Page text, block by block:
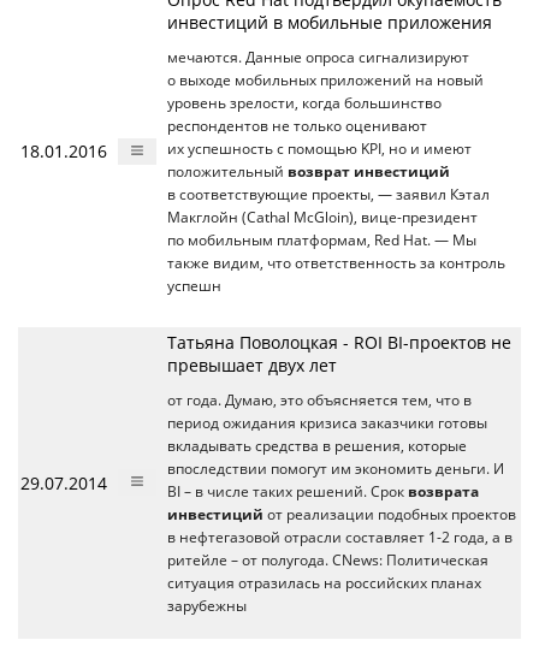
18.01.2016
инвестиций в мобильные приложения
мечаются. Данные опроса сигнализируют
о выходе мобильных приложений на новый
уровень зрелости, когда большинство
респондентов не только оценивают
их успешность с помощью KPI, но и имеют
положительный возврат инвестиций
в соответствующие проекты, — заявил Кэтал
Макглойн (Cathal McGloin), вице-президент
по мобильным платформам, Red Hat. — Мы
также видим, что ответственность за контроль
успешн
29.07.2014
Татьяна Поволоцкая - ROI BI-проектов не
превышает двух лет
от года. Думаю, это объясняется тем, что в
период ожидания кризиса заказчики готовы
вкладывать средства в решения, которые
впоследствии помогут им экономить деньги. И
BI – в числе таких решений. Срок возврата
инвестиций от реализации подобных проектов
в нефтегазовой отрасли составляет 1-2 года, а в
ритейле – от полугода. CNews: Политическая
ситуация отразилась на российских планах
зарубежны